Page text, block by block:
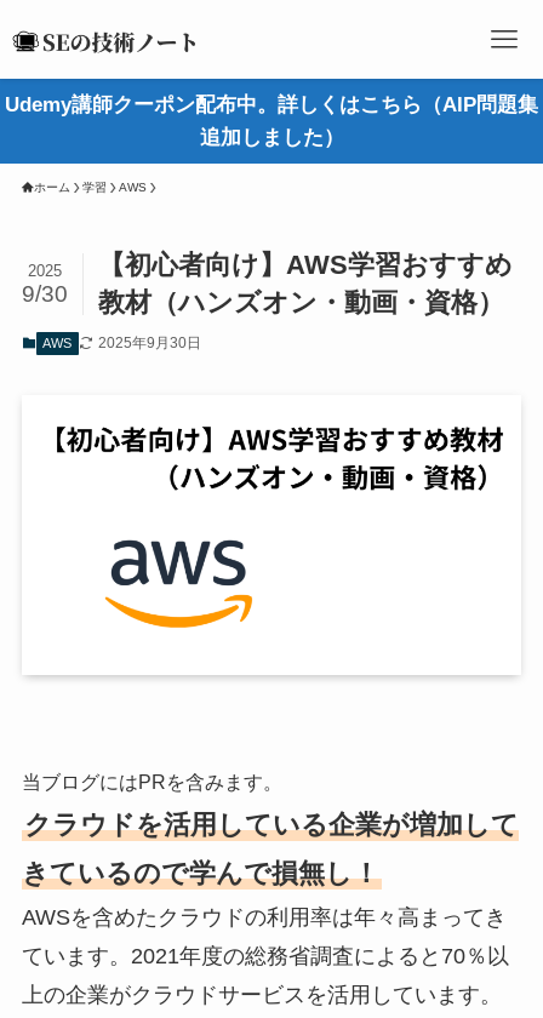
Udemy講師クーポン配布中。詳しくはこちら（AIP問題集
追加しました）
ホーム 学習 AWS
【初心者向け】AWS学習おすすめ
教材（ハンズオン・動画・資格）
2025
9/30
AWS 2025年9月30日
当ブログにはPRを含みます。
クラウドを活用している企業が増加して
きているので学んで損無し！
AWSを含めたクラウドの利用率は年々高まってき
ています。2021年度の総務省調査によると70％以
上の企業がクラウドサービスを活用しています。